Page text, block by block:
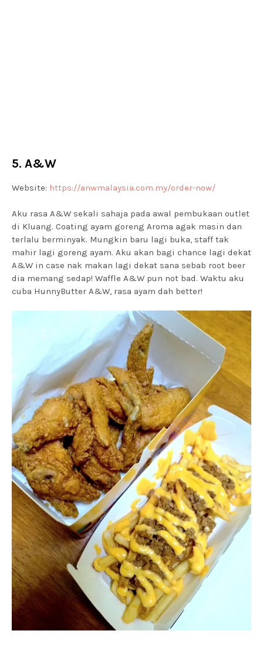
5. A&W
Website: https://anwmalaysia.com.my/order-now/
Aku rasa A&W sekali sahaja pada awal pembukaan outlet
di Kluang. Coating ayam goreng Aroma agak masin dan
terlalu berminyak. Mungkin baru lagi buka, staff tak
mahir lagi goreng ayam. Aku akan bagi chance lagi dekat
A&W in case nak makan lagi dekat sana sebab root beer
dia memang sedap! Waffle A&W pun not bad. Waktu aku
cuba HunnyButter A&W, rasa ayam dah better!